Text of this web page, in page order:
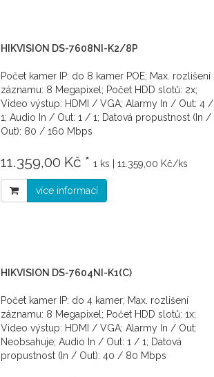
HIKVISION DS-7608NI-K2/8P
Počet kamer IP: do 8 kamer POE; Max. rozlišení
záznamu: 8 Megapixel; Počet HDD slotů: 2x;
Video výstup: HDMI / VGA; Alarmy In / Out: 4 /
1; Audio In / Out: 1 / 1; Datová propustnost (In /
Out): 80 / 160 Mbps
11.359,00 Kč * 1 ks | 11.359,00 Kč/ks
více informací
HIKVISION DS-7604NI-K1(C)
Počet kamer IP: do 4 kamer; Max. rozlišení
záznamu: 8 Megapixel; Počet HDD slotů: 1x;
Video výstup: HDMI / VGA; Alarmy In / Out:
Neobsahuje; Audio In / Out: 1 / 1; Datová
propustnost (In / Out): 40 / 80 Mbps